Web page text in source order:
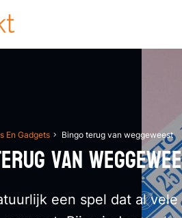
En Gadgets Bingo terug van weggeweest
van
een spel dat al